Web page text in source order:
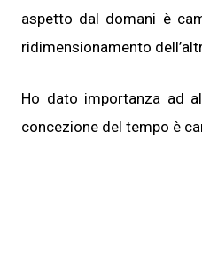
aspetto dal domani è
ridimensionamento
Ho dato importanza ad
concezione del tempo è